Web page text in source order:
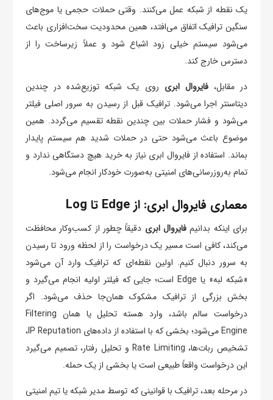
یک نقطه از شبکه عمل می‌کنند. وقتی حملات حجمی یا موج‌های
سنگین ترافیک اتفاق می‌افتد، همین محدودیت سخت‌افزاری باعث
می‌شود سیستم خیلی زود اشباع شود و عملاً زیرساخت را از
دسترس خارج کند.
در مقابل،فایروال ابری روی یک شبکه توزیع‌شده در چندین
دیتاسنتر اجرا می‌شود. ترافیک قبل از رسیدن به سرور اصلی فیلتر
می‌شود و فشار حملات بین چندین نقطه تقسیم می‌گردد. همین
موضوع باعث می‌شود حتی در حملات شدید هم سیستم پایدار
بماند. استفاده از فایروال ابری نیاز به خرید هیچ دستگاهی ندارد و
تمام به‌روزرسانی‌های امنیتی به‌صورت خودکار انجام می‌شود.
معماری فایروال ابری: از Edge تا Log
برای اینکه بدانیم فایروال ابری دقیقاً چطور از کسب‌وکار محافظت
می‌کند، کافی است مسیر یک درخواست را از لحظه ورود تا رسیدن
به سرور دنبال کنیم. اولین نقطه‌ای که ترافیک وارد آن می‌شود
«شبکه لبه» یا Edge است؛ جایی که فیلتر اولیه انجام می‌گیرد و
بخش بزرگی از ترافیک مشکوک همان‌جا حذف می‌شود. اگر
درخواست سالم باشد، وارد هسته تحلیل یا همان Filtering
Engine می‌شود؛ بخشی که با استفاده از داده‌های IP Reputation،
تشخیص ربات‌ها، Rate Limiting و تحلیل رفتار، تصمیم می‌گیرد
این درخواست واقعاً طبیعی است یا بخشی از یک حمله.
در مرحله بعد، ترافیک با قوانینی که توسط مدیر شبکه یا تیم امنیتی